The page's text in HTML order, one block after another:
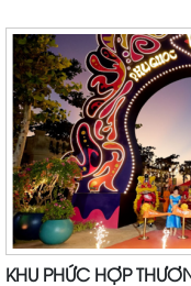
KHU PHỨC HỢP